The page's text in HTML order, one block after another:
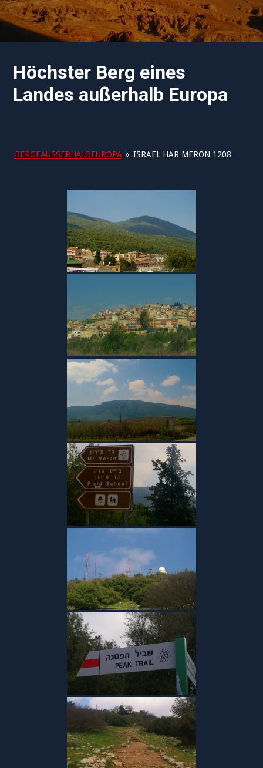
Höchster Berg eines
Landes außerhalb Europa
BERGEAUSSERHALBEUROPA » ISRAEL HAR MERON 1208